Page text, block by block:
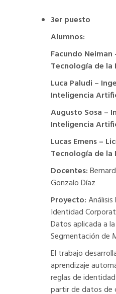
3er puesto
Alumnos:
Facundo
Tecnología de la
Luca Paludi –
Inteligencia
Augusto Sosa –
Inteligencia
Lucas Emens –
Tecnología de la
Docentes:
Gonzalo Díaz
Proyecto:
Identidad
Datos aplicada a
Segmentación de
El trabajo
aprendizaje
reglas de
partir de datos de